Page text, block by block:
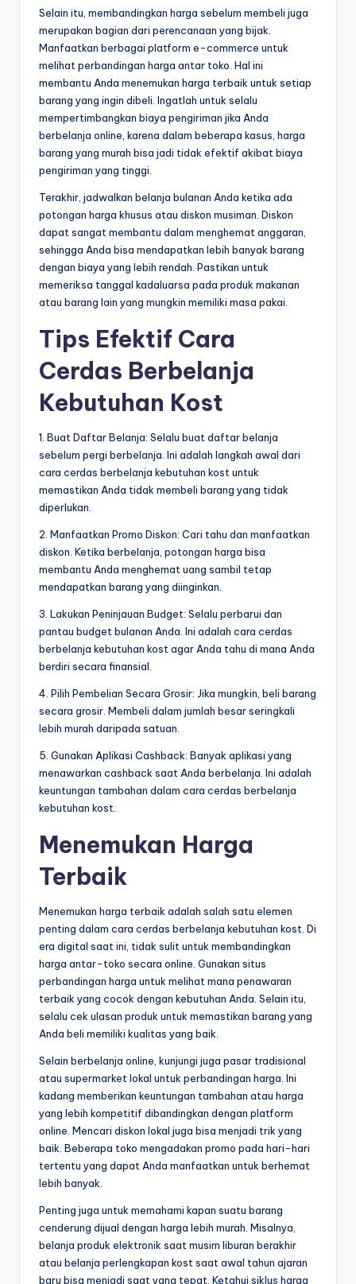
Selain itu, membandingkan harga sebelum membeli juga
merupakan bagian dari perencanaan yang bijak.
Manfaatkan berbagai platform e-commerce untuk
melihat perbandingan harga antar toko. Hal ini
membantu Anda menemukan harga terbaik untuk setiap
barang yang ingin dibeli. Ingatlah untuk selalu
mempertimbangkan biaya pengiriman jika Anda
berbelanja online, karena dalam beberapa kasus, harga
barang yang murah bisa jadi tidak efektif akibat biaya
pengiriman yang tinggi.
Terakhir, jadwalkan belanja bulanan Anda ketika ada
potongan harga khusus atau diskon musiman. Diskon
dapat sangat membantu dalam menghemat anggaran,
sehingga Anda bisa mendapatkan lebih banyak barang
dengan biaya yang lebih rendah. Pastikan untuk
memeriksa tanggal kadaluarsa pada produk makanan
atau barang lain yang mungkin memiliki masa pakai.
Tips Efektif Cara
Cerdas Berbelanja
Kebutuhan Kost
1. Buat Daftar Belanja: Selalu buat daftar belanja
sebelum pergi berbelanja. Ini adalah langkah awal dari
cara cerdas berbelanja kebutuhan kost untuk
memastikan Anda tidak membeli barang yang tidak
diperlukan.
2. Manfaatkan Promo Diskon: Cari tahu dan manfaatkan
diskon. Ketika berbelanja, potongan harga bisa
membantu Anda menghemat uang sambil tetap
mendapatkan barang yang diinginkan.
3. Lakukan Peninjauan Budget: Selalu perbarui dan
pantau budget bulanan Anda. Ini adalah cara cerdas
berbelanja kebutuhan kost agar Anda tahu di mana Anda
berdiri secara finansial.
4. Pilih Pembelian Secara Grosir: Jika mungkin, beli barang
secara grosir. Membeli dalam jumlah besar seringkali
lebih murah daripada satuan.
5. Gunakan Aplikasi Cashback: Banyak aplikasi yang
menawarkan cashback saat Anda berbelanja. Ini adalah
keuntungan tambahan dalam cara cerdas berbelanja
kebutuhan kost.
Menemukan Harga
Terbaik
Menemukan harga terbaik adalah salah satu elemen
penting dalam cara cerdas berbelanja kebutuhan kost. Di
era digital saat ini, tidak sulit untuk membandingkan
harga antar-toko secara online. Gunakan situs
perbandingan harga untuk melihat mana penawaran
terbaik yang cocok dengan kebutuhan Anda. Selain itu,
selalu cek ulasan produk untuk memastikan barang yang
Anda beli memiliki kualitas yang baik.
Selain berbelanja online, kunjungi juga pasar tradisional
atau supermarket lokal untuk perbandingan harga. Ini
kadang memberikan keuntungan tambahan atau harga
yang lebih kompetitif dibandingkan dengan platform
online. Mencari diskon lokal juga bisa menjadi trik yang
baik. Beberapa toko mengadakan promo pada hari-hari
tertentu yang dapat Anda manfaatkan untuk berhemat
lebih banyak.
Penting juga untuk memahami kapan suatu barang
cenderung dijual dengan harga lebih murah. Misalnya,
belanja produk elektronik saat musim liburan berakhir
atau belanja perlengkapan kost saat awal tahun ajaran
baru bisa menjadi saat yang tepat. Ketahui siklus harga